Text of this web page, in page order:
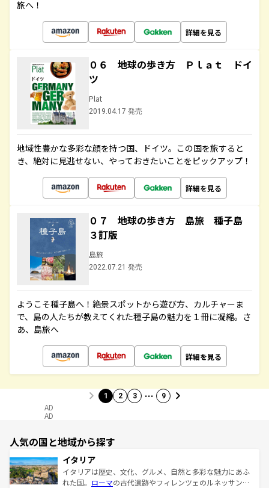
旅へ！
詳細を見る
０６ 地球の歩き方 Ｐｌａｔ ドイ
ツ
Plat
2019.04.17 発売
地域性豊かな多彩な顔を持つ国、ドイツ。この国を旅すると
き、絶対に見逃せない、やっておきたいことをピックアップ！
詳細を見る
０７ 地球の歩き方 島旅 種子島
３訂版
島旅
2022.07.21 発売
ようこそ種子島へ！絶景スポットから遊び方、カルチャーま
で、島の人たちが教えてくれた種子島の魅力を１冊に凝縮。さ
あ、島旅へ
詳細を見る
1 2 3 … 9
AD
AD
人気の国と地域から探す
イタリア
イタリアは歴史、文化、グルメ、自然と多彩な魅力にあふ
れた国。 ローマの古代遺跡やフィレンツェのルネッサンス